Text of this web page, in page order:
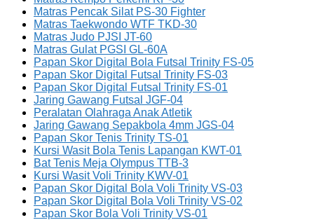
Matras Pencak Silat PS-30 Fighter
Matras Taekwondo WTF TKD-30
Matras Judo PJSI JT-60
Matras Gulat PGSI GL-60A
Papan Skor Digital Bola Futsal Trinity FS-05
Papan Skor Digital Futsal Trinity FS-03
Papan Skor Digital Futsal Trinity FS-01
Jaring Gawang Futsal JGF-04
Peralatan Olahraga Anak Atletik
Jaring Gawang Sepakbola 4mm JGS-04
Papan Skor Tenis Trinity TS-01
Kursi Wasit Bola Tenis Lapangan KWT-01
Bat Tenis Meja Olympus TTB-3
Kursi Wasit Voli Trinity KWV-01
Papan Skor Digital Bola Voli Trinity VS-03
Papan Skor Digital Bola Voli Trinity VS-02
Papan Skor Bola Voli Trinity VS-01